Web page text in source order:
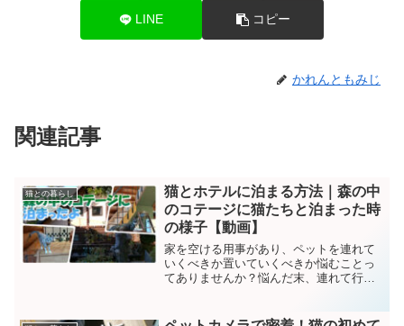
LINE コピー
かれんともみじ
関連記事
猫との暮らし
猫とホテルに泊まる方法｜森の中
のコテージに猫たちと泊まった時
の様子【動画】
家を空ける用事があり、ペットを連れて
いくべきか置いていくべきか悩むことっ
てありませんか？悩んだ末、連れて行く
レス軽減のために準備したものも解説し